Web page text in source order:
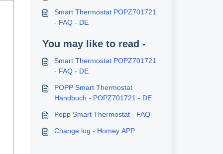
Smart Thermostat POPZ701721
- FAQ - DE
You may like to read -
Smart Thermostat POPZ701721
- FAQ - DE
POPP Smart Thermostat
Handbuch - POPZ701721 - DE
Popp Smart Thermostat - FAQ
Change log - Homey APP